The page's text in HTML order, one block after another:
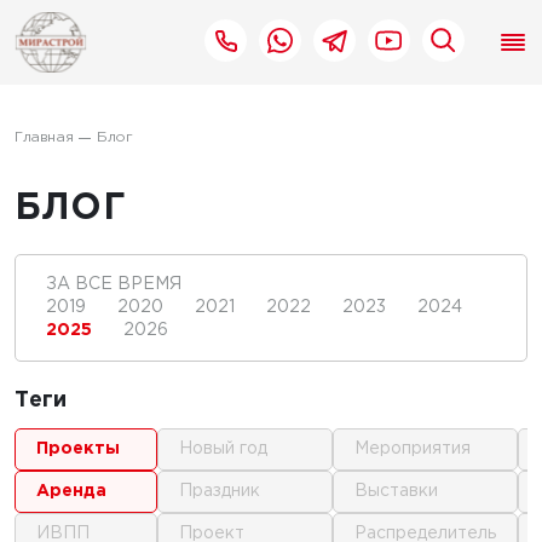
Главная Блог
БЛОГ
ЗА ВСЕ ВРЕМЯ
2019
2020 2021 2022 2023
2024
2025
2026
Теги
проекты
аренда
ИВПП
новый год
праздник
проект
мероприятия
выставки
распределитель